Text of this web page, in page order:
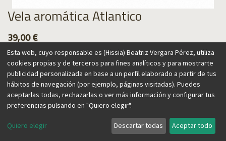
Vela aromática Atlantico
39,00€
Agregar al carrito
Nuestras velas están inspiradas en las Islas Canarias, un
Esta web, cuyo responsable es (Hissia) Beatriz Vergara Pérez, utiliza
cookies propias y de terceros para fines analíticos y para mostrarte
publicidad personalizada en base a un perfil elaborado a partir de tus
hábitos de navegación (por ejemplo, páginas visitadas). Puedes
aceptarlas todas, rechazarlas o ver más información y configurar tus
preferencias pulsando en "Quiero elegir".
Quiero elegir Descartar todas Aceptar todo